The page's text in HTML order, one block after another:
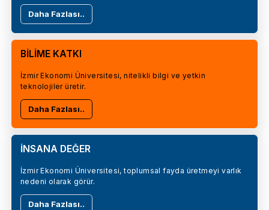
Daha Fazlası..
BİLİME KATKI
İzmir Ekonomi Üniversitesi, nitelikli bilgi ve yetkin
teknolojiler üretir.
Daha Fazlası..
İNSANA DEĞER
İzmir Ekonomi Üniversitesi, toplumsal fayda üretmeyi varlık
nedeni olarak görür.
Daha Fazlası..